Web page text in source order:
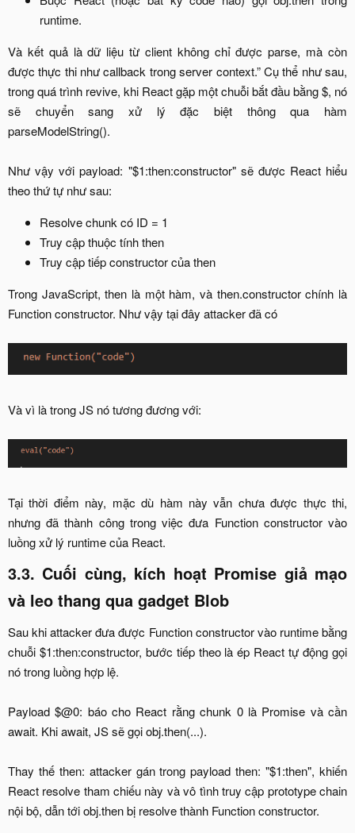
runtime.​
Và kết quả là dữ liệu từ client không chỉ được parse, mà còn
được thực thi như callback trong server context.” Cụ thể như sau,
trong quá trình revive, khi React gặp một chuỗi bắt đầu bằng $, nó
sẽ chuyển sang xử lý đặc biệt thông qua hàm
parseModelString().
Như vậy với payload: "$1:then:constructor" sẽ được React hiểu
theo thứ tự như sau:​
Resolve chunk có ID = 1​
Truy cập thuộc tính then​
Truy cập tiếp constructor của then​
Trong JavaScript, then là một hàm, và then.constructor chính là
Function constructor. Như vậy tại đây attacker đã có​
Và vì là trong JS nó tương đương với:
Tại thời điểm này, mặc dù hàm này vẫn chưa được thực thi,
nhưng đã thành công trong việc đưa Function constructor vào
luồng xử lý runtime của React.​
3.3. Cuối cùng, kích hoạt Promise giả mạo
và leo thang qua gadget Blob
Sau khi attacker đưa được Function constructor vào runtime bằng
chuỗi $1:then:constructor, bước tiếp theo là ép React tự động gọi
nó trong luồng hợp lệ.
Payload $@0: báo cho React rằng chunk 0 là Promise và cần
await. Khi await, JS sẽ gọi obj.then(...).
Thay thế then: attacker gán trong payload then: "$1:then", khiến
React resolve tham chiếu này và vô tình truy cập prototype chain
nội bộ, dẫn tới obj.then bị resolve thành Function constructor.